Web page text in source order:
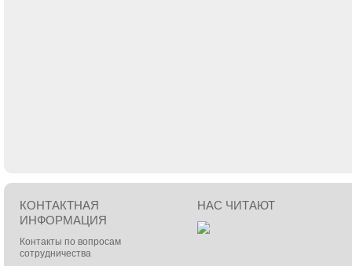
КОНТАКТНАЯ
ИНФОРМАЦИЯ
Контакты по вопросам
сотрудничества
НАС ЧИТАЮТ